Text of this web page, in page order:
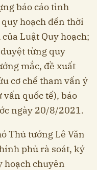
báo cáo tình
hoạch đến thời
Luật Quy hoạch;
từng quy
mắc, đề xuất
cơ chế tham vấn ý
quốc tế), báo
ngày 20/8/2021.
Thủ tướng Lê Văn
phủ rà soát, ký
hoạch chuyên